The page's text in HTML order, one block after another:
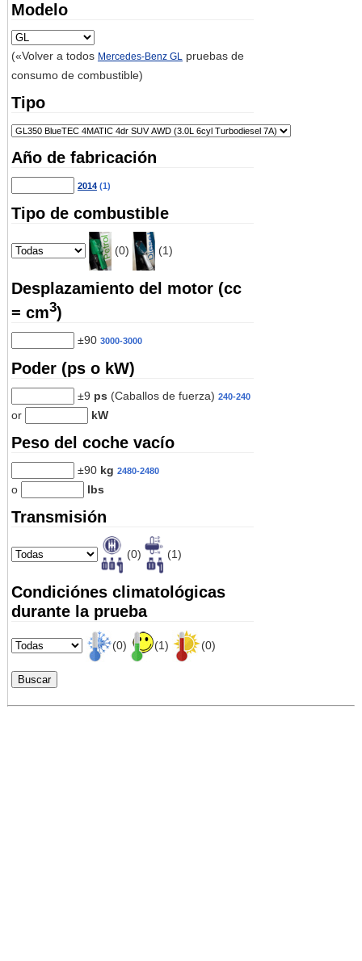
Modelo
(«Volver a todos Mercedes-Benz GLpruebas de
consumo de combustible)
Tipo
Año de fabricación
2014(1)
Tipo de combustible
(0) (1)
Desplazamiento del motor (cc
= cm3)
±90 3000-3000
Poder (ps o kW)
±9 ps (Caballos de fuerza) 240-240
or kW
Peso del coche vacío
±90 kg 2480-2480
o lbs
Transmisión
(0) (1)
Condiciónes climatológicas
durante la prueba
(0) (1) (0)